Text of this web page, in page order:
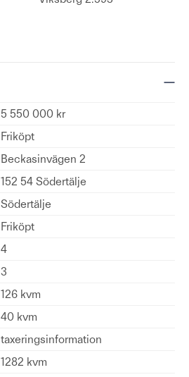
5 550 000 kr
Friköpt
Beckasinvägen 2
152 54 Södertälje
Södertälje
Friköpt
4
3
126 kvm
40 kvm
taxeringsinformation
1282 kvm